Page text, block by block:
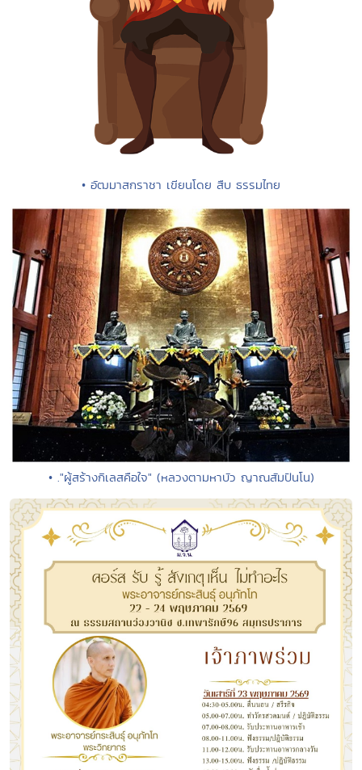
• อัฒมาสกราชา เขียนโดย สืบ ธรรมไทย
• ."ผู้สร้างกิเลสคือใจ" (หลวงตามหาบัว ญาณสัมปันโน)